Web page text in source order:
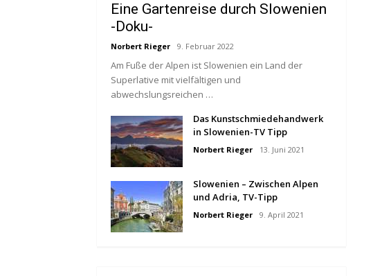
Eine Gartenreise durch Slowenien
-Doku-
Norbert Rieger 9. Februar 2022
Am Fuße der Alpen ist Slowenien ein Land der
Superlative mit vielfältigen und
abwechslungsreichen …
Das Kunstschmiedehandwerk
in Slowenien-TV Tipp
Norbert Rieger 13. Juni 2021
Slowenien – Zwischen Alpen
und Adria, TV-Tipp
Norbert Rieger 9. April 2021